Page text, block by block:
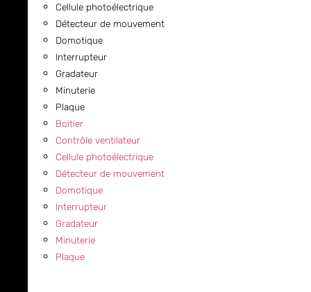
Cellule photoélectrique
Détecteur de mouvement
Domotique
Interrupteur
Gradateur
Minuterie
Plaque
Boitier
Contrôle ventilateur
Cellule photoélectrique
Détecteur de mouvement
Domotique
Interrupteur
Gradateur
Minuterie
Plaque